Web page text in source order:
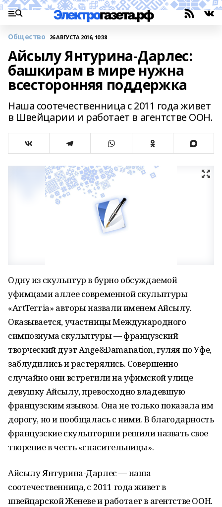
Общество 26 АВГУСТА 2016, 10:38
Айсылу Янтурина-Дарлес:
башкирам в мире нужна
всесторонняя поддержка
Наша соотечественница с 2011 года живет
в Швейцарии и работает в агентстве ООН.
Одну из скульптур в бурно обсуждаемой
уфимцами аллее современной скульптуры
«ArtTerria» авторы назвали именем Айсылу.
Оказывается, участницы Международного
симпозиума скульптуры — французский
творческий дуэт Ange&Damanation, гуляя по Уфе,
заблудились и растерялись. Совершенно
случайно они встретили на уфимской улице
девушку Айсылу, превосходно владевшую
французским языком. Она не только показала им
дорогу, но и пообщалась с ними. В благодарность
французские скульпторши решили назвать свое
творение в честь «спасительницы».
Айсылу Янтурина-Дарлес — наша
соотечественница, с 2011 года живет в
швейцарской Женеве и работает в агентстве ООН.